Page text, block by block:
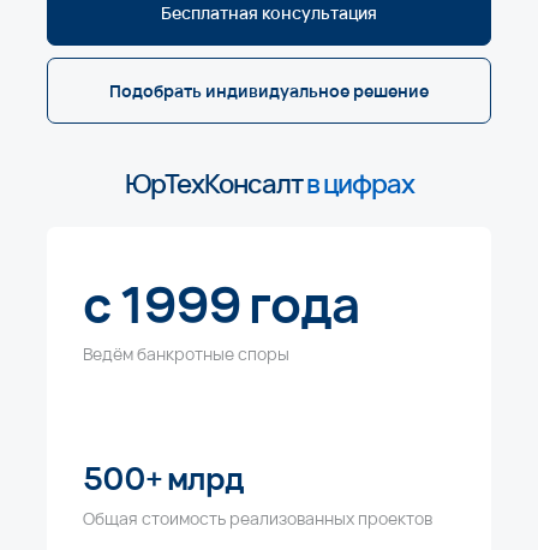
Подобрать индивидуальное решение
Бесплатная консультация
ЮрТехКонсалтв цифрах
500+ млрд
Общая стоимость реализованных проектов
Ведём банкротные споры
с 1999 года